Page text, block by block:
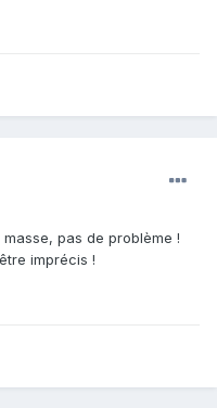
pas de problème !
imprécis !